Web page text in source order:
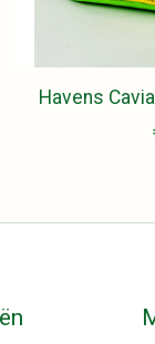
Havens